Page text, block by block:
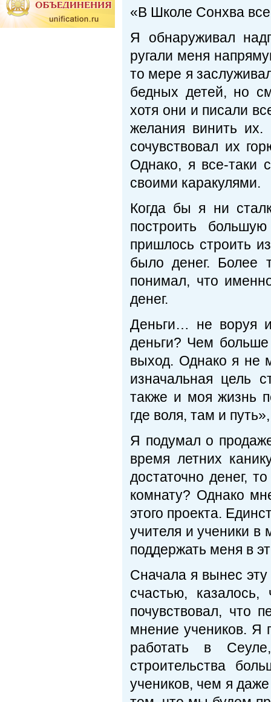
«В Школе Сонхва
Я обнаруживал
ругали меня
то мере я
бедных детей, но
хотя они и писали
желания винить
сочувствовал их
Однако, я все-таки
своими каракулями.
Когда бы я ни
построить
пришлось строить
было денег. Более
понимал, что
денег.
Деньги… не воруя
деньги? Чем
выход. Однако я не
изначальная цель
также и моя жизнь
где воля, там и
Я подумал о
время летних
достаточно денег,
комнату? Однако
этого проекта.
учителя и ученики в
поддержать меня в
Сначала я вынес
счастью,
почувствовал, что
мнение учеников. Я
работать в
строительства
учеников, чем я